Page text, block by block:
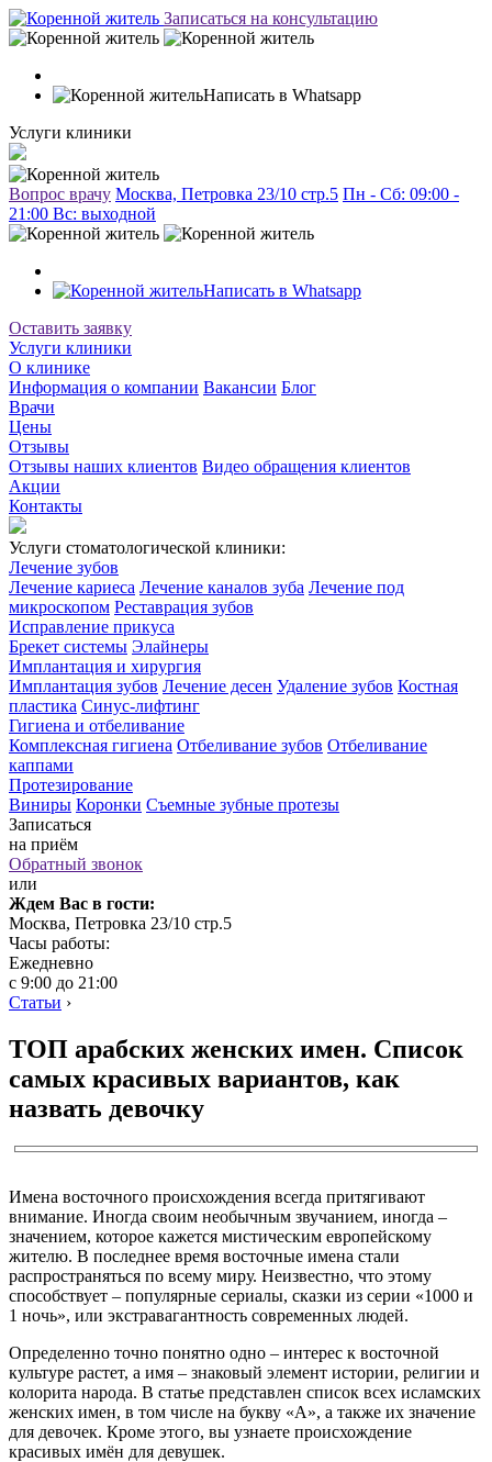
Записаться на консультацию
Написать в Whatsapp
Услуги клиники
Вопрос врачу Москва, Петровка 23/10 стр.5 Пн - Сб: 09:00 -
21:00 Вc: выходной
Написать в Whatsapp
Оставить заявку
Услуги клиники
О клинике
Информация о компании Вакансии Блог
Врачи
Цены
Отзывы
Отзывы наших клиентов Видео обращения клиентов
Акции
Контакты
Услуги стоматологической клиники:
Лечение зубов
Лечение кариеса Лечение каналов зуба Лечение под
микроскопом Реставрация зубов
Исправление прикуса
Брекет системы Элайнеры
Имплантация и хирургия
Имплантация зубов Лечение десен Удаление зубов Костная
пластика Синус-лифтинг
Гигиена и отбеливание
Комплексная гигиена Отбеливание зубов Отбеливание
каппами
Протезирование
Виниры Коронки Съемные зубные протезы
Записаться
на приём
Обратный звонок
или
Ждем Вас в гости:
Москва, Петровка 23/10 стр.5
Часы работы:
Ежедневно
с 9:00 до 21:00
Статьи ›
ТОП арабских женских имен. Список
самых красивых вариантов, как
назвать девочку
Имена восточного происхождения всегда притягивают
внимание. Иногда своим необычным звучанием, иногда –
значением, которое кажется мистическим европейскому
жителю. В последнее время восточные имена стали
распространяться по всему миру. Неизвестно, что этому
способствует – популярные сериалы, сказки из серии «1000 и
1 ночь», или экстравагантность современных людей.
Определенно точно понятно одно – интерес к восточной
культуре растет, а имя – знаковый элемент истории, религии и
колорита народа. В статье представлен список всех исламских
женских имен, в том числе на букву «А», а также их значение
для девочек. Кроме этого, вы узнаете происхождение
красивых имён для девушек.